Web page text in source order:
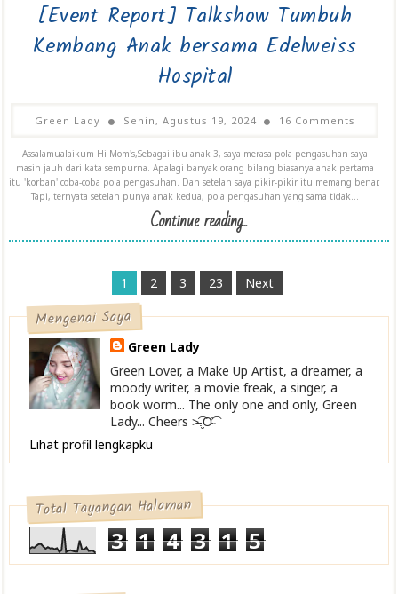
[Event Report] Talkshow Tumbuh
Kembang Anak bersama Edelweiss
Hospital
Green Lady Senin, Agustus 19, 2024 16 Comments
Assalamualaikum Hi Mom's,Sebagai ibu anak 3, saya merasa pola pengasuhan saya
masih jauh dari kata sempurna. Apalagi banyak orang bilang biasanya anak pertama
itu 'korban' coba-coba pola pengasuhan. Dan setelah saya pikir-pikir itu memang benar.
Tapi, ternyata setelah punya anak kedua, pola pengasuhan yang sama tidak...
Continue reading...
1 2 3 23 Next
Mengenai Saya
Green Lady
Green Lover, a Make Up Artist, a dreamer, a
moody writer, a movie freak, a singer, a
book worm... The only one and only, Green
Lady... Cheers >̴̴̴̴̴͡.̮Ơ̴͡
Lihat profil lengkapku
Total Tayangan Halaman
3 1 4 3 1 5